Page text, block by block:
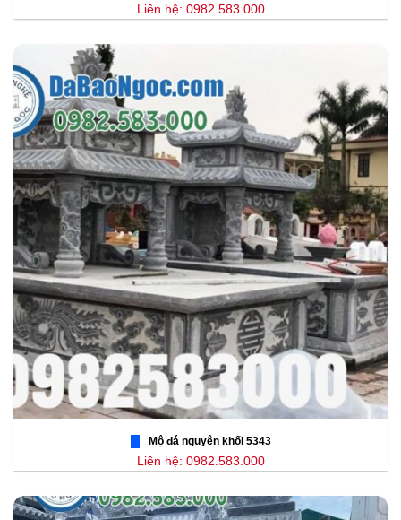
Liên hệ: 0982.583.000
Mộ đá nguyên khối 5343
Liên hệ: 0982.583.000